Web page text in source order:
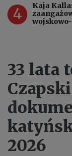
4
Kaja
33 lata
2026